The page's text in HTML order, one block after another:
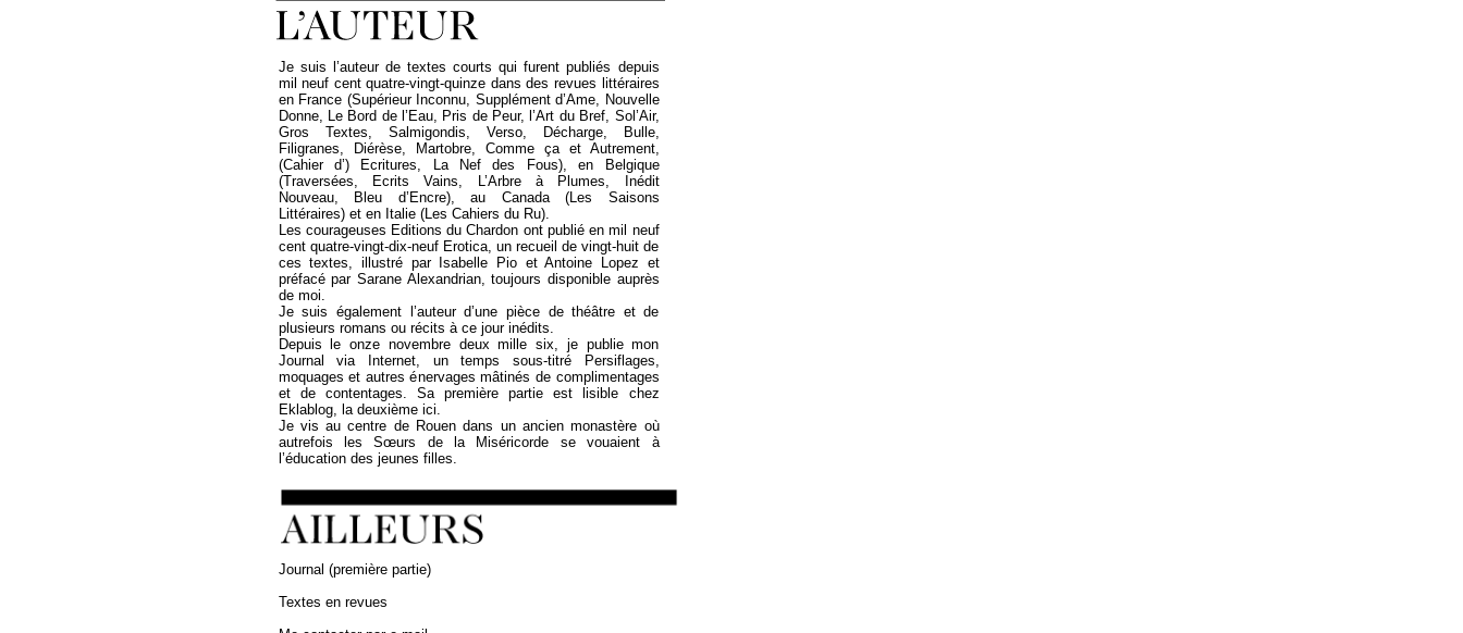
Je suis l’auteur de textes courts qui furent publiés depuis
mil neuf cent quatre-vingt-quinze dans des revues littéraires
en France (Supérieur Inconnu, Supplément d’Ame, Nouvelle
Donne, Le Bord de l’Eau, Pris de Peur, l’Art du Bref, Sol’Air,
Gros Textes, Salmigondis, Verso, Décharge, Bulle,
Filigranes, Diérèse, Martobre, Comme ça et Autrement,
(Cahier d’) Ecritures, La Nef des Fous), en Belgique
(Traversées, Ecrits Vains, L’Arbre à Plumes, Inédit
Nouveau, Bleu d’Encre), au Canada (Les Saisons
Littéraires) et en Italie (Les Cahiers du Ru).
Les courageuses Editions du Chardon ont publié en mil neuf
cent quatre-vingt-dix-neuf Erotica, un recueil de vingt-huit de
ces textes, illustré par Isabelle Pio et Antoine Lopez et
préfacé par Sarane Alexandrian, toujours disponible auprès
de moi.
Je suis également l’auteur d’une pièce de théâtre et de
plusieurs romans ou récits à ce jour inédits.
Depuis le onze novembre deux mille six, je publie mon
Journal via Internet, un temps sous-titré Persiflages,
moquages et autres énervages mâtinés de complimentages
et de contentages. Sa première partie est lisible chez
Eklablog, la deuxième ici.
Je vis au centre de Rouen dans un ancien monastère où
autrefois les Sœurs de la Miséricorde se vouaient à
l’éducation des jeunes filles.
Journal (première partie)
Textes en revues